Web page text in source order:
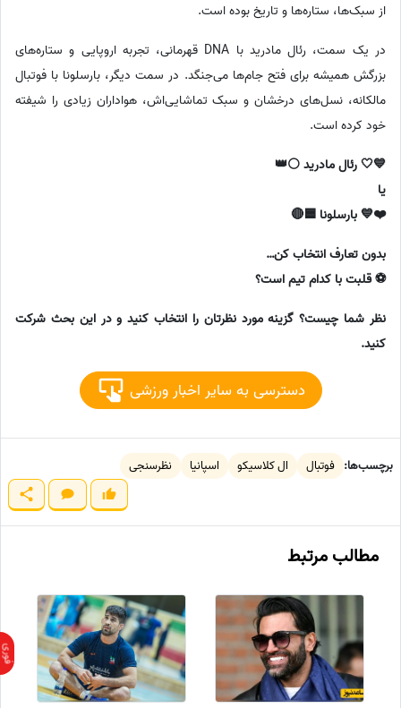
از سبک‌ها، ستاره‌ها و تاریخ بوده است.
در یک سمت، رئال مادرید با DNA قهرمانی، تجربه اروپایی و ستاره‌های
بزرگش همیشه برای فتح جام‌ها می‌جنگد. در سمت دیگر، بارسلونا با فوتبال
مالکانه، نسل‌های درخشان و سبک تماشایی‌اش، هواداران زیادی را شیفته
خود کرده است.
💙🤍 رئال مادرید ⚪👑
یا
❤️💙 بارسلونا 🟦🔴
بدون تعارف انتخاب کن…
⚽ قلبت با کدام تیم است؟
نظر شما چیست؟ گزینه مورد نظرتان را انتخاب کنید و در این بحث شرکت
کنید.
دسترسی به سایر اخبار ورزشی
برچسب‌ها: فوتبال ال کلاسیکو اسپانیا نظرسنجی
مطالب مرتبط